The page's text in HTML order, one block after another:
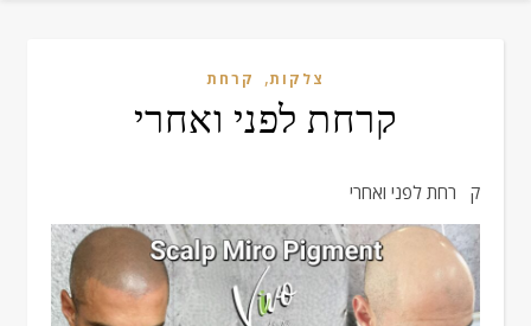
צלקות, קרחת
קרחת לפני ואחרי
קרחת לפני ואחרי